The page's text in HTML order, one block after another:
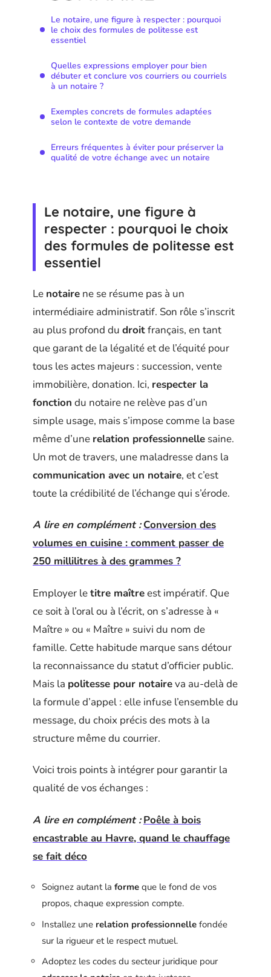
Le notaire, une figure à respecter : pourquoi
le choix des formules de politesse est
essentiel
Quelles expressions employer pour bien
débuter et conclure vos courriers ou courriels
à un notaire ?
Exemples concrets de formules adaptées
selon le contexte de votre demande
Erreurs fréquentes à éviter pour préserver la
qualité de votre échange avec un notaire
Le notaire, une figure à
respecter : pourquoi le choix
des formules de politesse est
essentiel
Le notaire ne se résume pas à un
intermédiaire administratif. Son rôle s’inscrit
au plus profond du droitfrançais, en tant
que garant de la légalité et de l’équité pour
tous les actes majeurs : succession, vente
immobilière, donation. Ici, respecter la
fonction du notaire ne relève pas d’un
simple usage, mais s’impose comme la base
même d’une relation professionnelle saine.
Un mot de travers, une maladresse dans la
communication avec un notaire, et c’est
toute la crédibilité de l’échange qui s’érode.
A lire en complément : Conversion des
volumes en cuisine : comment passer de
250 millilitres à des grammes ?
Employer letitre maîtreest impératif. Que
ce soit à l’oral ou à l’écrit, on s’adresse à «
Maître » ou « Maître » suivi du nom de
famille. Cette habitude marque sans détour
la reconnaissance du statut d’officier public.
Mais la politesse pour notaireva au-delà de
la formule d’appel : elle infuse l’ensemble du
message, du choix précis des mots à la
structure même du courrier.
Voici trois points à intégrer pour garantir la
qualité de vos échanges :
A lire en complément : Poêle à bois
encastrable au Havre, quand le chauffage
se fait déco
Soignez autant la forme que le fond de vos
propos, chaque expression compte.
Installez une relation professionnelle fondée
sur la rigueur et le respect mutuel.
Adoptez les codes du secteur juridique pour